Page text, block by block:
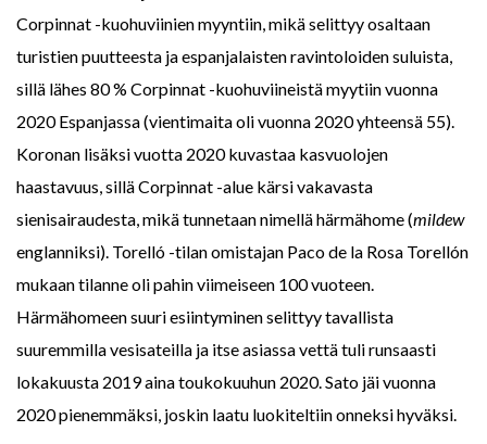
Corpinnat -kuohuviinien myyntiin, mikä selittyy osaltaan
turistien puutteesta ja espanjalaisten ravintoloiden suluista,
sillä lähes 80 % Corpinnat -kuohuviineistä myytiin vuonna
2020 Espanjassa (vientimaita oli vuonna 2020 yhteensä 55).
Koronan lisäksi vuotta 2020 kuvastaa kasvuolojen
haastavuus, sillä Corpinnat -alue kärsi vakavasta
sienisairaudesta, mikä tunnetaan nimellä härmähome (mildew
englanniksi). Torelló -tilan omistajan Paco de la Rosa Torellón
mukaan tilanne oli pahin viimeiseen 100 vuoteen.
Härmähomeen suuri esiintyminen selittyy tavallista
suuremmilla vesisateilla ja itse asiassa vettä tuli runsaasti
lokakuusta 2019 aina toukokuuhun 2020. Sato jäi vuonna
2020 pienemmäksi, joskin laatu luokiteltiin onneksi hyväksi.